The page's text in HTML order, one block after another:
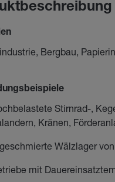
Bergbau,
Stirnrad-,
Kränen,
Wälzlager
mit